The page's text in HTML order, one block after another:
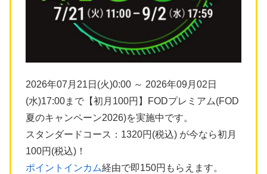
2026年07月21日(火)0:00 ～ 2026年09月02日
(水)17:00まで【初月100円】FODプレミアム(FOD
夏のキャンペーン2026)を実施中です。
スタンダードコース：1320円(税込) が今なら初月
100円(税込)！
ポイントインカム経由で即150円もらえます。